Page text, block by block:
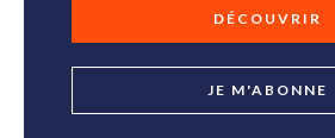
DÉCOUVRIR
JE M'ABONNE